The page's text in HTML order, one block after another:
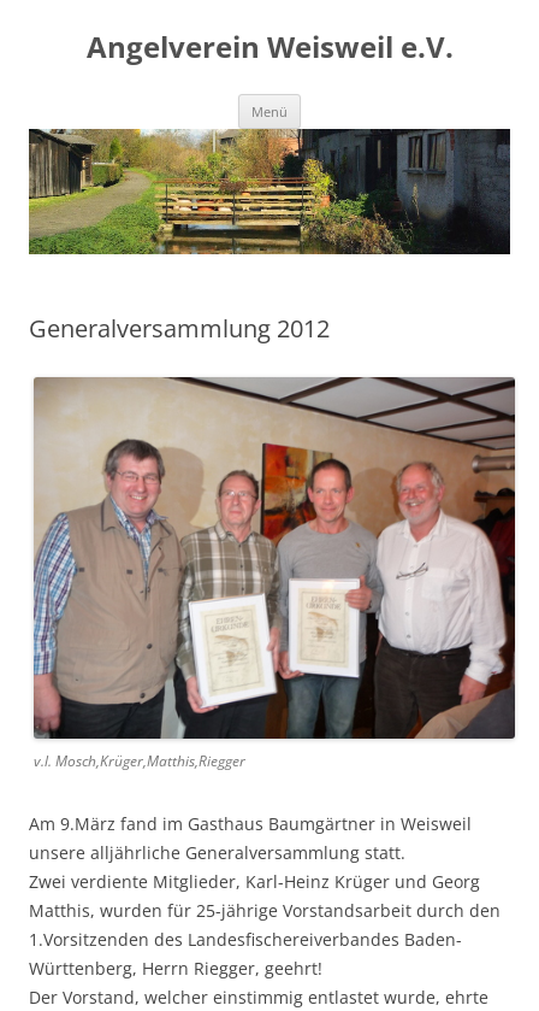
Angelverein Weisweil e.V.
Menü
springen
Generalversammlung 2012
v.l. Mosch,Krüger,Matthis,Riegger
Am 9.März fand im Gasthaus Baumgärtner in Weisweil
unsere alljährliche Generalversammlung statt.
Zwei verdiente Mitglieder, Karl-Heinz Krüger und Georg
Matthis, wurden für 25-jährige Vorstandsarbeit durch den
1.Vorsitzenden des Landesfischereiverbandes Baden-
Württenberg, Herrn Riegger, geehrt!
Der Vorstand, welcher einstimmig entlastet wurde, ehrte